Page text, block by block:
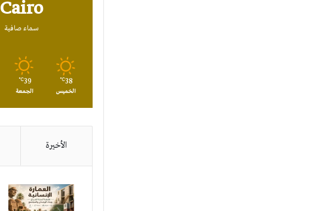
Cairo
سماء صافية
38
℃
الخميس
39
℃
الجمعة
الأخيرة